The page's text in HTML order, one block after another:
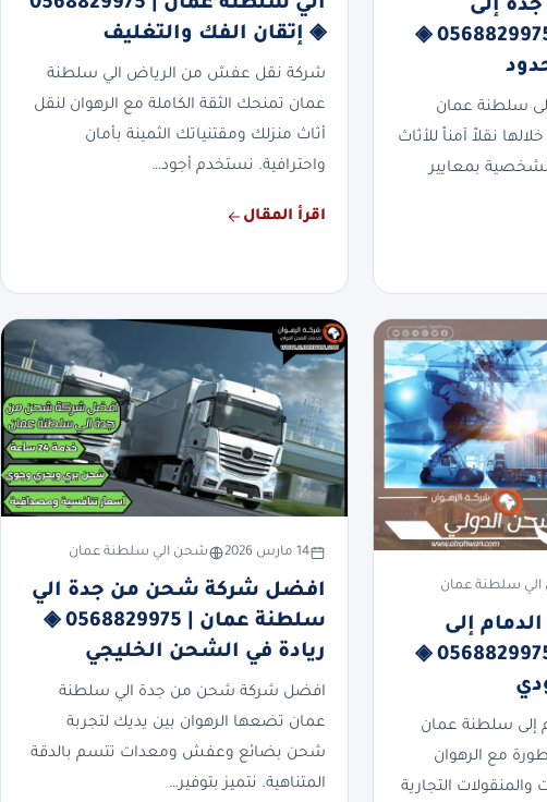
إلى
سلطنة عمان | 0568829975 ◈
سلطنة عمان
نقلاً آمناً للأثاث
بمعايير
◈ إتقان الفك والتغليف
شركة نقل عفش من الرياض الي سلطنة
عمان تمنحك الثقة الكاملة مع الرهوان لنقل
أثاث منزلك ومقتنياتك الثمينة بأمان
واحترافية. نستخدم أجود…
اقرأ المقال
سلطنة عمان
إلى
سلطنة عمان | 0568829975 ◈
إلى سلطنة عمان
مع الرهوان
التجارية
14 مارس 2026 شحن الي سلطنة عمان
افضل شركة شحن من جدة الي
سلطنة عمان | 0568829975 ◈
ريادة في الشحن الخليجي
افضل شركة شحن من جدة الي سلطنة
عمان تضعها الرهوان بين يديك لتجربة
شحن بضائع وعفش ومعدات تتسم بالدقة
المتناهية. نتميز بتوفير…